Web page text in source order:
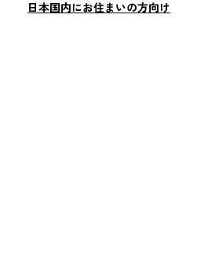
日本国内にお住まいの方向け